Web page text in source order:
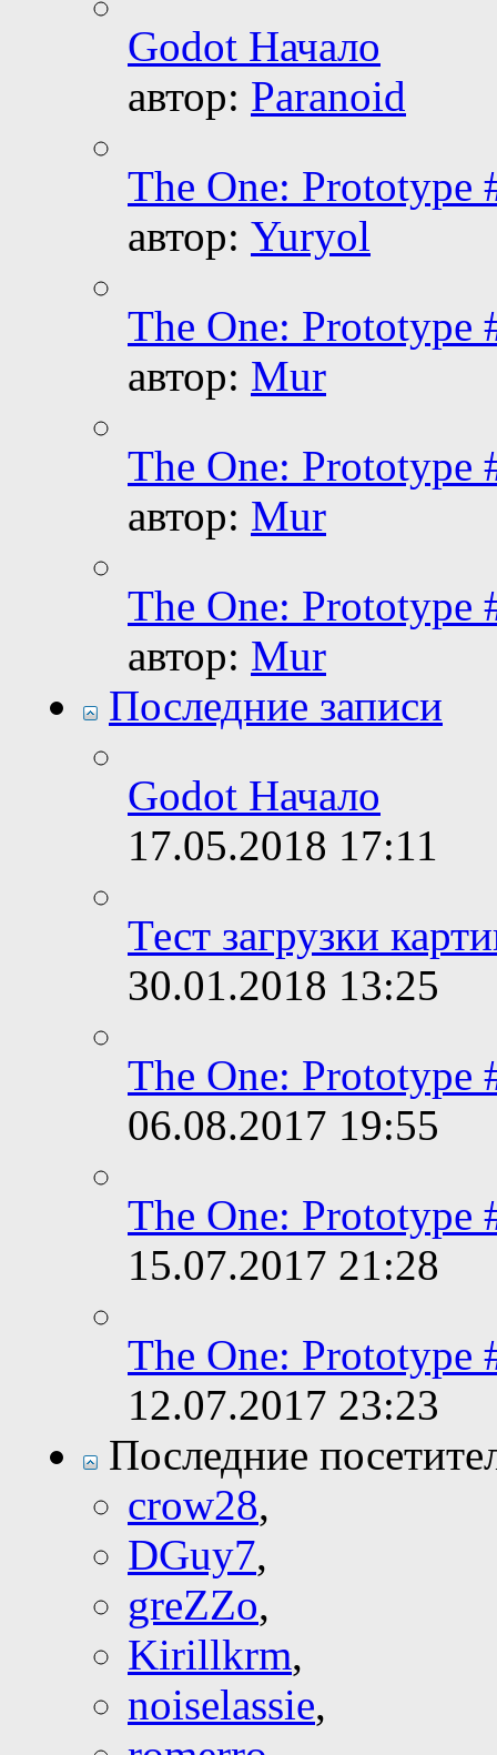
Godot Начало
автор: Paranoid
The One: Prototype
автор: Yuryol
The One: Prototype
автор: Mur
The One: Prototype
автор: Mur
The One: Prototype
автор: Mur
Последние записи
Godot Начало
17.05.2018 17:11
Тест загрузки
30.01.2018 13:25
The One: Prototype
06.08.2017 19:55
The One: Prototype
15.07.2017 21:28
The One: Prototype
12.07.2017 23:23
Последние
crow28,
DGuy7,
greZZo,
Kirillkrm,
noiselassie,